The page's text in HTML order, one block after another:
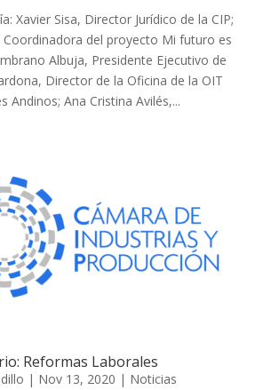
Xavier Sisa, Director Jurídico de la CIP;
Coordinadora del proyecto Mi futuro es
Albuja, Presidente Ejecutivo de
Director de la Oficina de la OIT
Andinos; Ana Cristina Avilés,...
Reformas Laborales
| Nov 13, 2020 | Noticias